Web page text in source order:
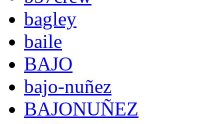
bagley
baile
BAJO
bajo-nuñez
BAJONUÑEZ